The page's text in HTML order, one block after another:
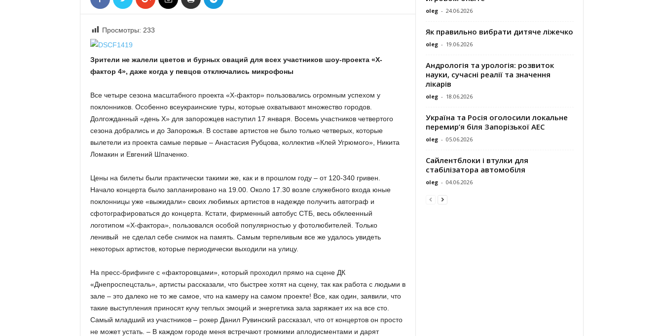
Просмотры: 233
Зрители не жалели цветов и бурных оваций для всех участников шоу-проекта «Х-
фактор 4», даже когда у певцов отключались микрофоны
Все четыре сезона масштабного проекта «Х-фактор» пользовались огромным успехом у
поклонников. Особенно всеукраинские туры, которые охватывают множество городов.
Долгожданный «день Х» для запорожцев наступил 17 января. Восемь участников четвертого
сезона добрались и до Запорожья. В составе артистов не было только четверых, которые
вылетели из проекта самые первые – Анастасия Рубцова, коллектив «Клей Угрюмого», Никита
Ломакин и Евгений Шпаченко.
Цены на билеты были практически такими же, как и в прошлом году – от 120-340 гривен.
Начало концерта было запланировано на 19.00. Около 17.30 возле служебного входа юные
поклонницы уже «выжидали» своих любимых артистов в надежде получить автограф и
сфотографироваться до концерта. Кстати, фирменный автобус СТБ, весь обклеенный
логотипом «Х-фактора», пользовался особой популярностью у фотолюбителей. Только
ленивый не сделал себе снимок на память. Самым терпеливым все же удалось увидеть
некоторых артистов, которые периодически выходили на улицу.
На пресс-брифинге с «факторовцами», который проходил прямо на сцене ДК
«Днепроспецсталь», артисты рассказали, что быстрее хотят на сцену, так как работа с людьми в
зале – это далеко не то же самое, что на камеру на самом проекте! Все, как один, заявили, что
такие выступления приносят кучу теплых эмоций и энергетика зала заряжает их на все сто.
Самый младший из участников – рокер Данил Рувинский рассказал, что от концертов он просто
не может устать. – В каждом городе меня встречают громкими аплодисментами и дарят
oleg - 24.06.2026
Як правильно вибрати дитяче ліжечко
oleg - 19.06.2026
Андрологія та урологія: розвиток
науки, сучасні реалії та значення
лікарів
oleg - 18.06.2026
Україна та Росія оголосили локальне
перемир’я біля Запорізької АЕС
oleg - 05.06.2026
Сайлентблоки і втулки для
стабілізатора автомобіля
oleg - 04.06.2026